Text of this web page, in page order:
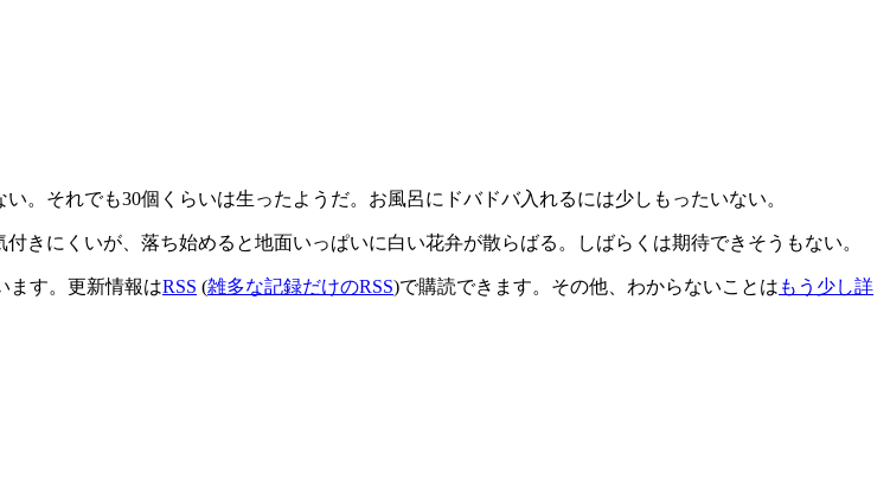
それでも30個くらいは生ったようだ。お風呂にドバドバ入れるには少しもったいない。
きにくいが、落ち始めると地面いっぱいに白い花弁が散らばる。しばらくは期待できそうもない。
ます。更新情報はRSS (雑多な記録だけのRSS)で購読できます。その他、わからないことは もう少し詳